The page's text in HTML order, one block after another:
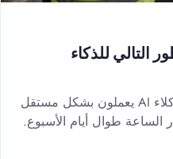
التالي للذكاء
تستخدم جدولة الإنتاج الوكيلية وكلاء AI يعملون بشكل مستقل
طوال أيام الأسبوع.